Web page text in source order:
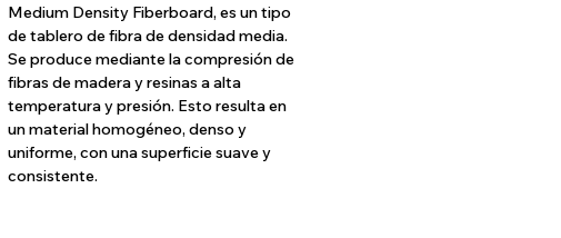
Medium Density Fiberboard, es un tipo
de tablero de fibra de densidad media.
Se produce mediante la compresión de
fibras de madera y resinas a alta
temperatura y presión. Esto resulta en
un material homogéneo, denso y
uniforme, con una superficie suave y
consistente.